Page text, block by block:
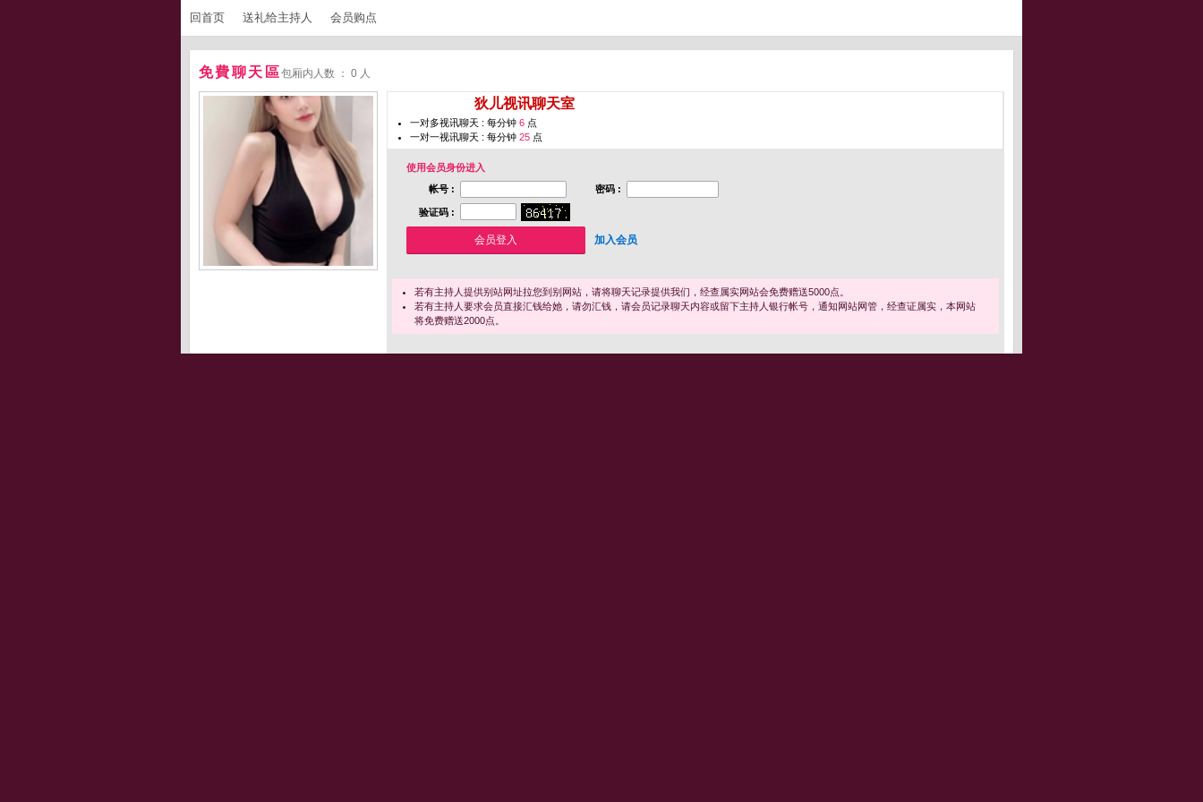
回首页 送礼给主持人 会员购点
免費聊天區包厢内人数 ： 0 人
狄儿视讯聊天室
一对多视讯聊天 : 每分钟 6 点
一对一视讯聊天 : 每分钟 25 点
使用会员身份进入
帐号 :
密码 :
验证码 :
加入会员
若有主持人提供别站网址拉您到别网站，请将聊天记录提供我们，经查属实网站会免费赠送5000点。
若有主持人要求会员直接汇钱给她，请勿汇钱，请会员记录聊天内容或留下主持人银行帐号，通知网站网管，经查证属实，本网站
将免费赠送2000点。